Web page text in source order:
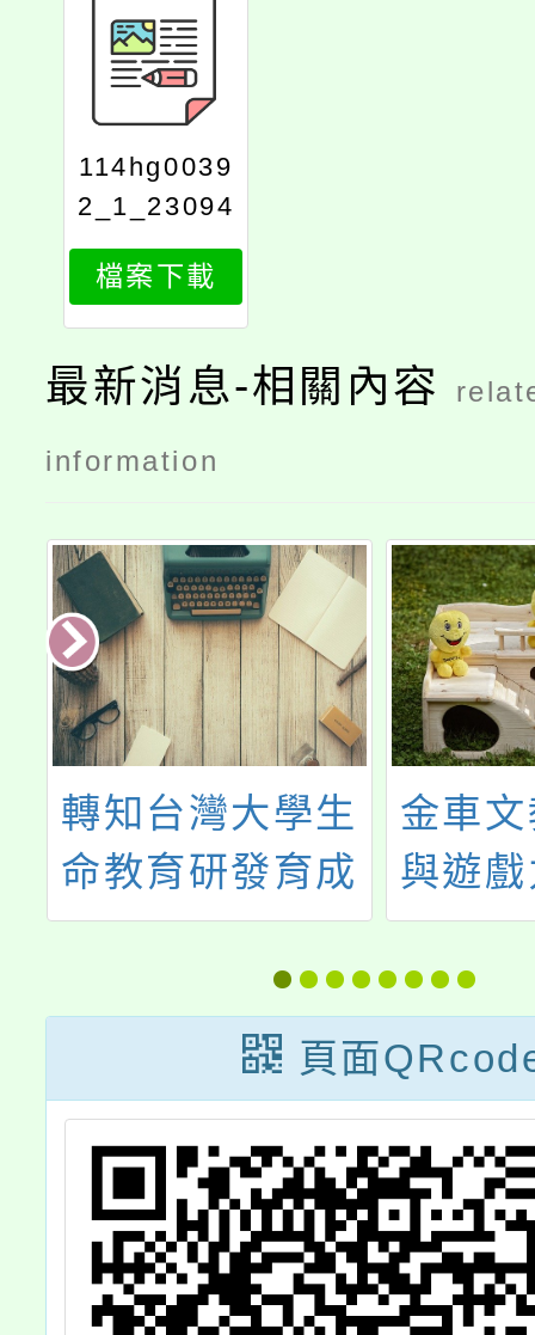
114hg0039
2_1_23094
621450
檔案下載
最新消息-相關內容
information
轉知台灣大學生
命教育研發育成
中心辦理「網路
世代青少年心理
健康之療癒心理
學系列桌遊」簡
章，歡迎本校教
師參與。
金車
與遊
業共
際
World
頁面